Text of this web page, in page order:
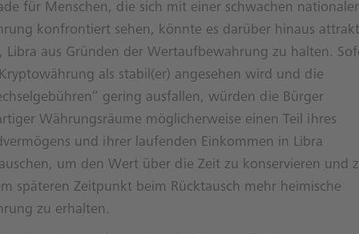
für Menschen, die sich mit einer schwachen
konfrontiert sehen, könnte es darüber hinaus
Libra aus Gründen der Wertaufbewahrung zu halten.
als stabil(er) angesehen wird und die
gering ausfallen, würden die Bürger
Währungsräume möglicherweise einen Teil ihres
und ihrer laufenden Einkommen in Libra
um den Wert über die Zeit zu konservieren und
späteren Zeitpunkt beim Rücktausch mehr heimische
zu erhalten.